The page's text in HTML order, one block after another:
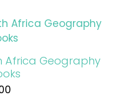
Africa Geography